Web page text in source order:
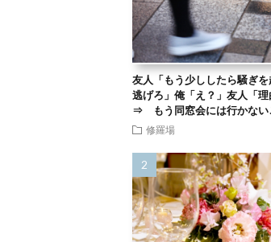
友人「もう少ししたら騒ぎ
逃げろ」俺「え？」友人「理
⇒ もう同窓会には行かない
修羅場